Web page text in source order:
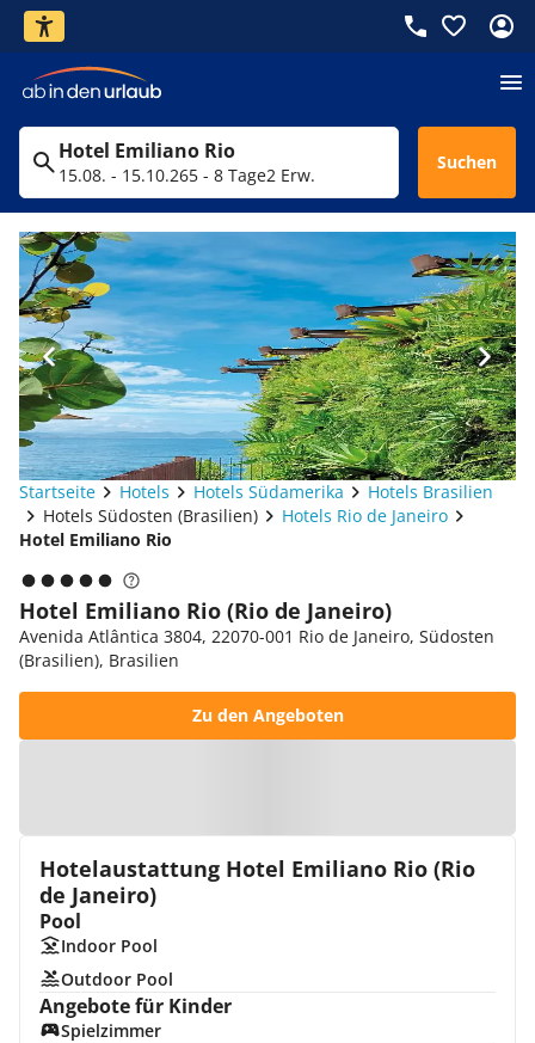
Hotel Emiliano Rio
15.08. - 15.10.265 - 8 Tage2 Erw.
Suchen
Startseite Hotels Hotels Südamerika
Hotels Brasilien
Hotels Südosten (Brasilien)
Hotels Rio de Janeiro
Hotel Emiliano Rio
Hotel Emiliano Rio (Rio de Janeiro)
Avenida Atlântica 3804, 22070-001 Rio de Janeiro, Südosten
(Brasilien), Brasilien
Zu den Angeboten
Hotelaustattung Hotel Emiliano Rio (Rio
de Janeiro)
Pool
Indoor Pool
Outdoor Pool
Angebote für Kinder
Spielzimmer